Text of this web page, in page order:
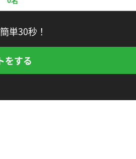
単30秒！
をする